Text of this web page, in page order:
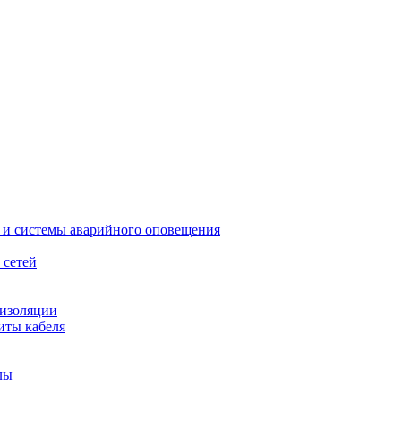
системы аварийного оповещения
кабеля